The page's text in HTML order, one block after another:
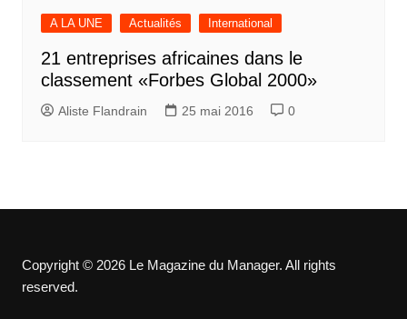
A LA UNE Actualités International
21 entreprises africaines dans le
classement «Forbes Global 2000»
Aliste Flandrain 25 mai 2016 0
Copyright © 2026 Le Magazine du Manager. All rights
reserved.